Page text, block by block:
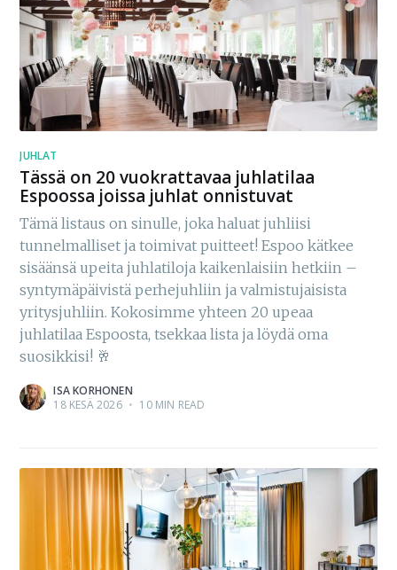
JUHLAT
Tässä on 20 vuokrattavaa juhlatilaa
Espoossa joissa juhlat onnistuvat
Tämä listaus on sinulle, joka haluat juhliisi
tunnelmalliset ja toimivat puitteet! Espoo kätkee
sisäänsä upeita juhlatiloja kaikenlaisiin hetkiin –
syntymäpäivistä perhejuhliin ja valmistujaisista
yritysjuhliin. Kokosimme yhteen 20 upeaa
juhlatilaa Espoosta, tsekkaa lista ja löydä oma
suosikkisi! 🥂
ISA KORHONEN
18 KESÄ 2026 • 10 MIN READ